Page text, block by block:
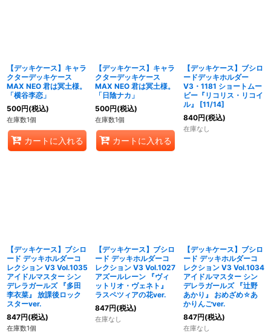
【デッキケース】キャラ
クターデッキケース
MAX NEO 君は冥土様。
「横谷李恋」
500円(税込)
在庫数1個
カートに入れる
【デッキケース】キャラ
クターデッキケース
MAX NEO 君は冥土様。
「日陰ナカ」
500円(税込)
在庫数1個
カートに入れる
【デッキケース】ブシロ
ードデッキホルダー
V3・1181 ショートムー
ビー『リコリス・リコイ
ル』 [11/14]
840円(税込)
在庫なし
【デッキケース】ブシロ
ード デッキホルダーコ
レクション V3 Vol.1035
アイドルマスター シン
デレラガールズ 『多田
李衣菜』 放課後ロック
スターver.
847円(税込)
在庫数1個
【デッキケース】ブシロ
ード デッキホルダーコ
レクション V3 Vol.1027
アズールレーン 『ヴィ
ットリオ・ヴェネト』
ラスペツィアの花ver.
847円(税込)
在庫なし
【デッキケース】ブシロ
ード デッキホルダーコ
レクション V3 Vol.1034
アイドルマスター シン
デレラガールズ 『辻野
あかり』 おめざめ☆あ
かりんごver.
847円(税込)
在庫なし